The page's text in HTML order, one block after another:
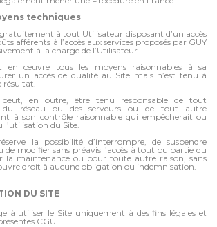
techniques
gratuitement à tout Utilisateur disposant d’un accès
afférents à l’accès aux services proposés par GUY
à la charge de l’Utilisateur.
en œuvre tous les moyens raisonnables à sa
un accès de qualité au Site mais n’est tenu à
résultat.
peut, en outre, être tenu responsable de tout
du réseau ou des serveurs ou de tout autre
à son contrôle raisonnable qui empêcherait ou
l’utilisation du Site.
la possibilité d’interrompre, de suspendre
modifier sans préavis l’accès à tout ou partie du
la maintenance ou pour toute autre raison, sans
droit à aucune obligation ou indemnisation.
DU SITE
à utiliser le Site uniquement à des fins légales et
CGU.